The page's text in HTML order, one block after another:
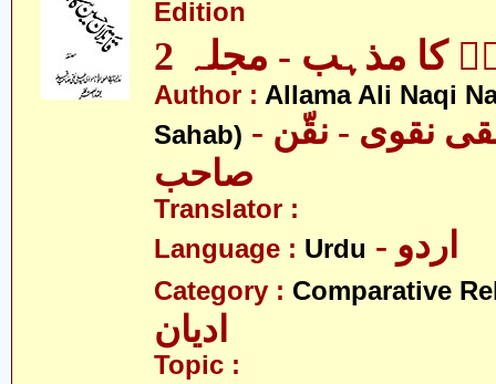
Edition
کا مذہب - مجلہ 2
Author : Allama Ali Naqi
Sahab) - علامہ علی نقی نقوی - نقّن
صاحب
Translator :
Language : Urdu - اردو
Category : Comparative
ادیان
Topic :